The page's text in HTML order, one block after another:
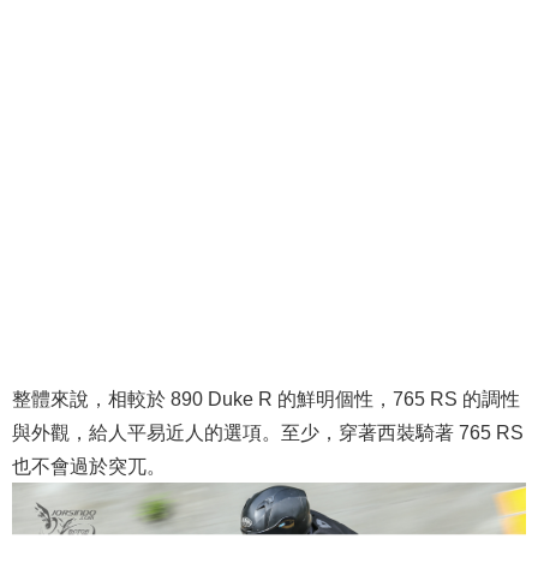
整體來說，相較於 890 Duke R 的鮮明個性，765 RS 的調性
與外觀，給人平易近人的選項。至少，穿著西裝騎著 765 RS
也不會過於突兀。